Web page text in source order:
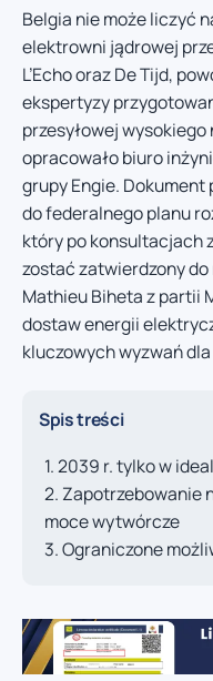
Belgia nie może liczyć
elektrowni jądrowej
L’Echo oraz De Tijd,
ekspertyzy
przesyłowej
opracowało biuro
grupy Engie.
do federalnego planu
który po konsultacjach
zostać zatwierdzony
Mathieu Biheta z partii
dostaw energii
kluczowych wyzwań
Spis treści
2039 r. tylko w
Zapotrzebowanie
moce wytwórcze
Ograniczone